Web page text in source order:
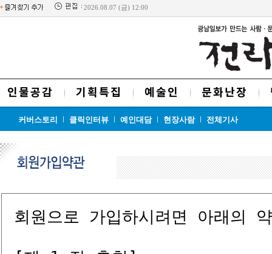
2026.08.07 (금) 12:00
인물공감 기획특집 예술인 문화난장
커버스토리 클릭인터뷰 예인대담 현장사람 전체기사